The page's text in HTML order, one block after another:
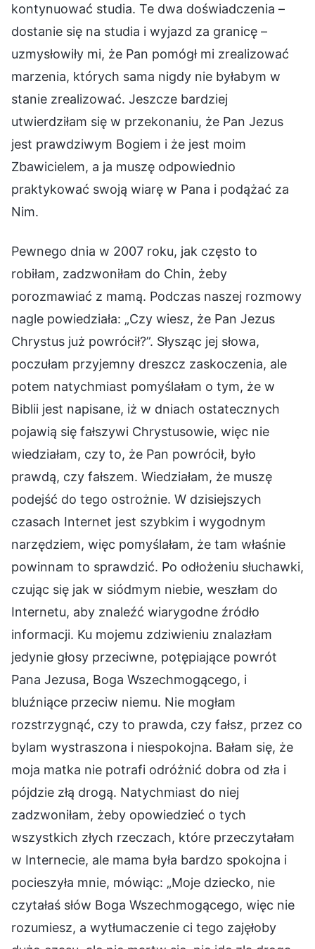
kontynuować studia. Te dwa doświadczenia –
dostanie się na studia i wyjazd za granicę –
uzmysłowiły mi, że Pan pomógł mi zrealizować
marzenia, których sama nigdy nie byłabym w
stanie zrealizować. Jeszcze bardziej
utwierdziłam się w przekonaniu, że Pan Jezus
jest prawdziwym Bogiem i że jest moim
Zbawicielem, a ja muszę odpowiednio
praktykować swoją wiarę w Pana i podążać za
Nim.
Pewnego dnia w 2007 roku, jak często to
robiłam, zadzwoniłam do Chin, żeby
porozmawiać z mamą. Podczas naszej rozmowy
nagle powiedziała: „Czy wiesz, że Pan Jezus
Chrystus już powrócił?”. Słysząc jej słowa,
poczułam przyjemny dreszcz zaskoczenia, ale
potem natychmiast pomyślałam o tym, że w
Biblii jest napisane, iż w dniach ostatecznych
pojawią się fałszywi Chrystusowie, więc nie
wiedziałam, czy to, że Pan powrócił, było
prawdą, czy fałszem. Wiedziałam, że muszę
podejść do tego ostrożnie. W dzisiejszych
czasach Internet jest szybkim i wygodnym
narzędziem, więc pomyślałam, że tam właśnie
powinnam to sprawdzić. Po odłożeniu słuchawki,
czując się jak w siódmym niebie, weszłam do
Internetu, aby znaleźć wiarygodne źródło
informacji. Ku mojemu zdziwieniu znalazłam
jedynie głosy przeciwne, potępiające powrót
Pana Jezusa, Boga Wszechmogącego, i
bluźniące przeciw niemu. Nie mogłam
rozstrzygnąć, czy to prawda, czy fałsz, przez co
bylam wystraszona i niespokojna. Bałam się, że
moja matka nie potrafi odróżnić dobra od zła i
pójdzie złą drogą. Natychmiast do niej
zadzwoniłam, żeby opowiedzieć o tych
wszystkich złych rzeczach, które przeczytałam
w Internecie, ale mama była bardzo spokojna i
pocieszyła mnie, mówiąc: „Moje dziecko, nie
czytałaś słów Boga Wszechmogącego, więc nie
rozumiesz, a wytłumaczenie ci tego zajęłoby